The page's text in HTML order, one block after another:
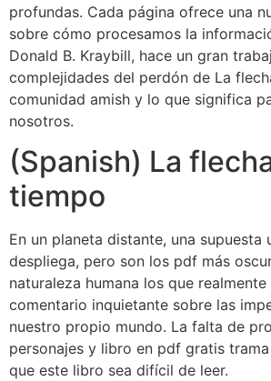
profundas. Cada página ofrece una
sobre cómo procesamos la
Donald B. Kraybill, hace un gran
complejidades del perdón de La
comunidad amish y lo que significa
nosotros.
(Spanish) La
tiempo
En un planeta distante, una supuesta
despliega, pero son los pdf más
naturaleza humana los que
comentario inquietante sobre las
nuestro propio mundo. La falta de
personajes y libro en pdf gratis
que este libro sea difícil de leer.